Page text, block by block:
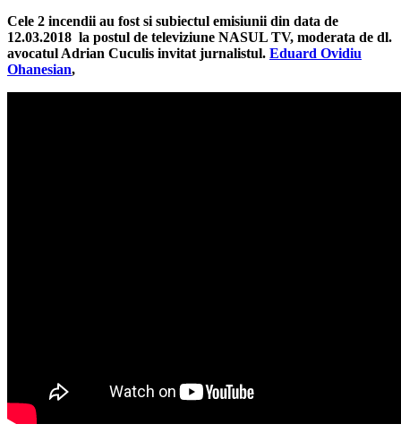
Cele 2 incendii au fost si subiectul emisiunii din data de
12.03.2018 la postul de televiziune NASUL TV, moderata de dl.
avocatul Adrian Cuculis invitatjurnalistul. Eduard Ovidiu
Ohanesian,